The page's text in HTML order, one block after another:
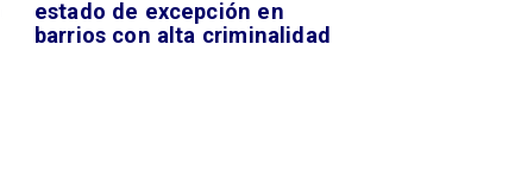
estado de excepción en
barrios con alta criminalidad